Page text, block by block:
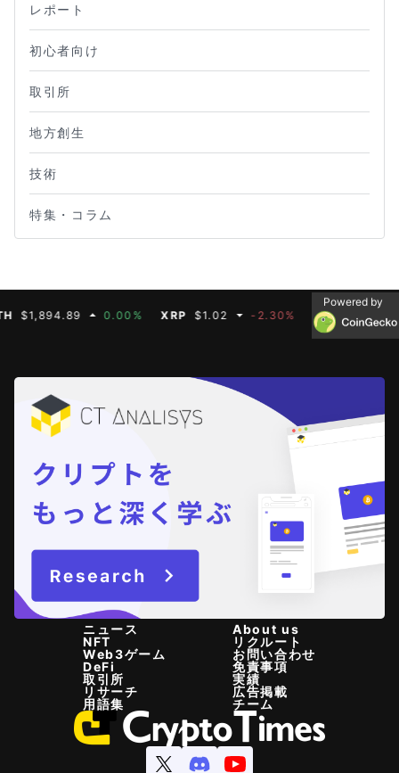
レポート
初心者向け
取引所
地方創生
技術
特集・コラム
0.00% XRP $1.02 -2.30% BNB $587.07
Powered by
ニュース
NFT
Web3ゲーム
DeFi
取引所
リサーチ
用語集
About us
リクルート
お問い合わせ
免責事項
実績
広告掲載
チーム